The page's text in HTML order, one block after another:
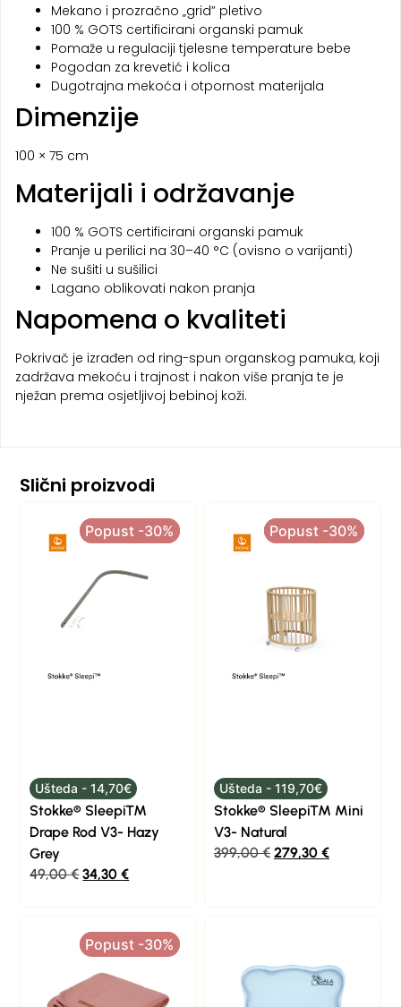
Mekano i prozračno „grid” pletivo
100 % GOTS certificirani organski pamuk
Pomaže u regulaciji tjelesne temperature bebe
Pogodan za krevetić i kolica
Dugotrajna mekoća i otpornost materijala
Dimenzije
100 × 75 cm
Materijali i održavanje
100 % GOTS certificirani organski pamuk
Pranje u perilici na 30–40 °C (ovisno o varijanti)
Ne sušiti u sušilici
Lagano oblikovati nakon pranja
Napomena o kvaliteti
Pokrivač je izrađen od ring-spun organskog pamuka, koji
zadržava mekoću i trajnost i nakon više pranja te je
nježan prema osjetljivoj bebinoj koži.
Slični proizvodi
Popust -30%
Popust -30%
Ušteda - 14,70€
Stokke® Sleepi™
Drape Rod V3- Hazy
Grey
49,00€ 34,30€
Popust -30%
Popust -30%
Ušteda - 119,70€
Stokke® Sleepi™ Mini
V3- Natural
399,00€ 279,30 €
Popust -30%
Popust -30%